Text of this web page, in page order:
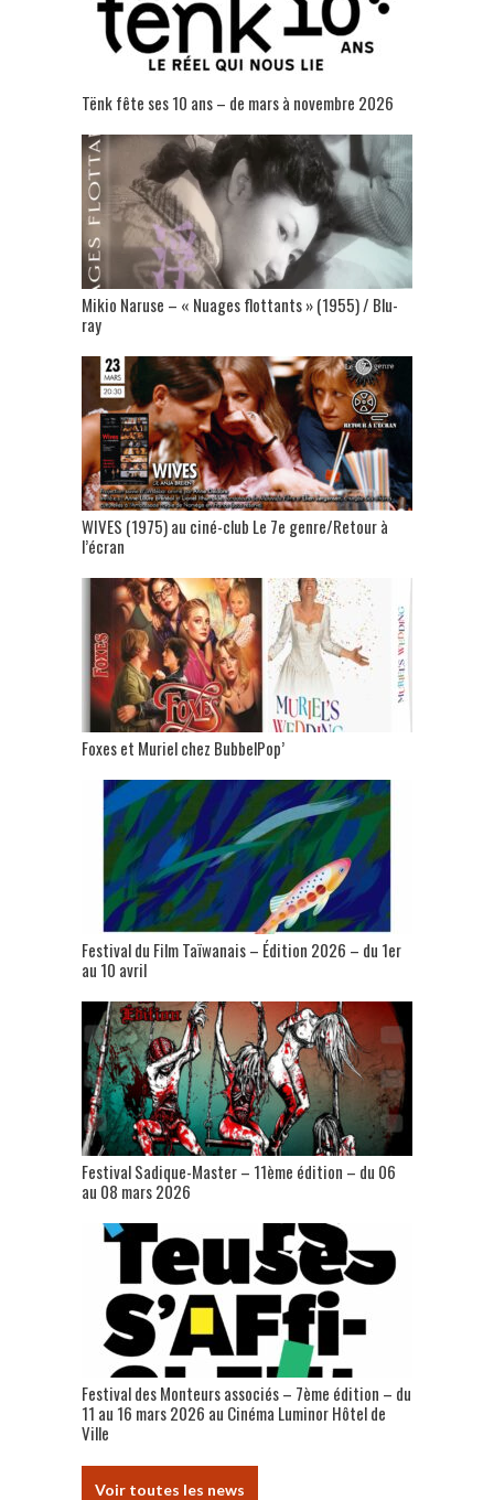
Tënk fête ses 10 ans – de mars à novembre 2026
Mikio Naruse – « Nuages flottants » (1955) / Blu-
ray
WIVES (1975) au ciné-club Le 7e genre/Retour à
l’écran
Foxes et Muriel chez BubbelPop’
Festival du Film Taïwanais – Édition 2026 – du 1er
au 10 avril
Festival Sadique-Master – 11ème édition – du 06
au 08 mars 2026
Festival des Monteurs associés – 7ème édition – du
11 au 16 mars 2026 au Cinéma Luminor Hôtel de
Ville
Voir toutes les news